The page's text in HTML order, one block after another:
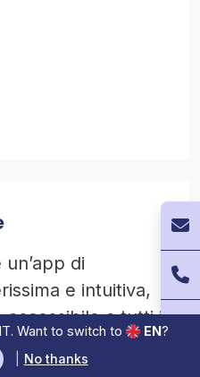
IT. Want to switch to EN?
No thanks
di
e intuitiva,
a tutti i
abilità